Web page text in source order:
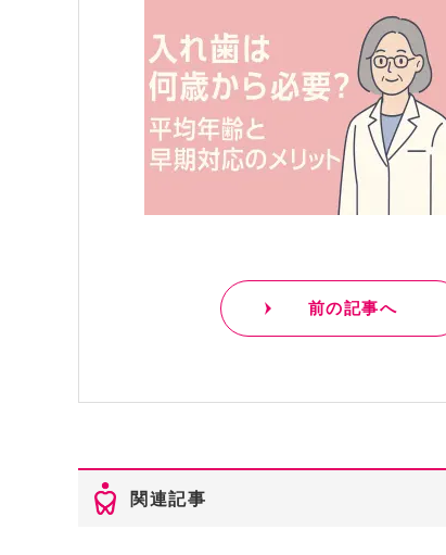
前の記事へ
関連記事